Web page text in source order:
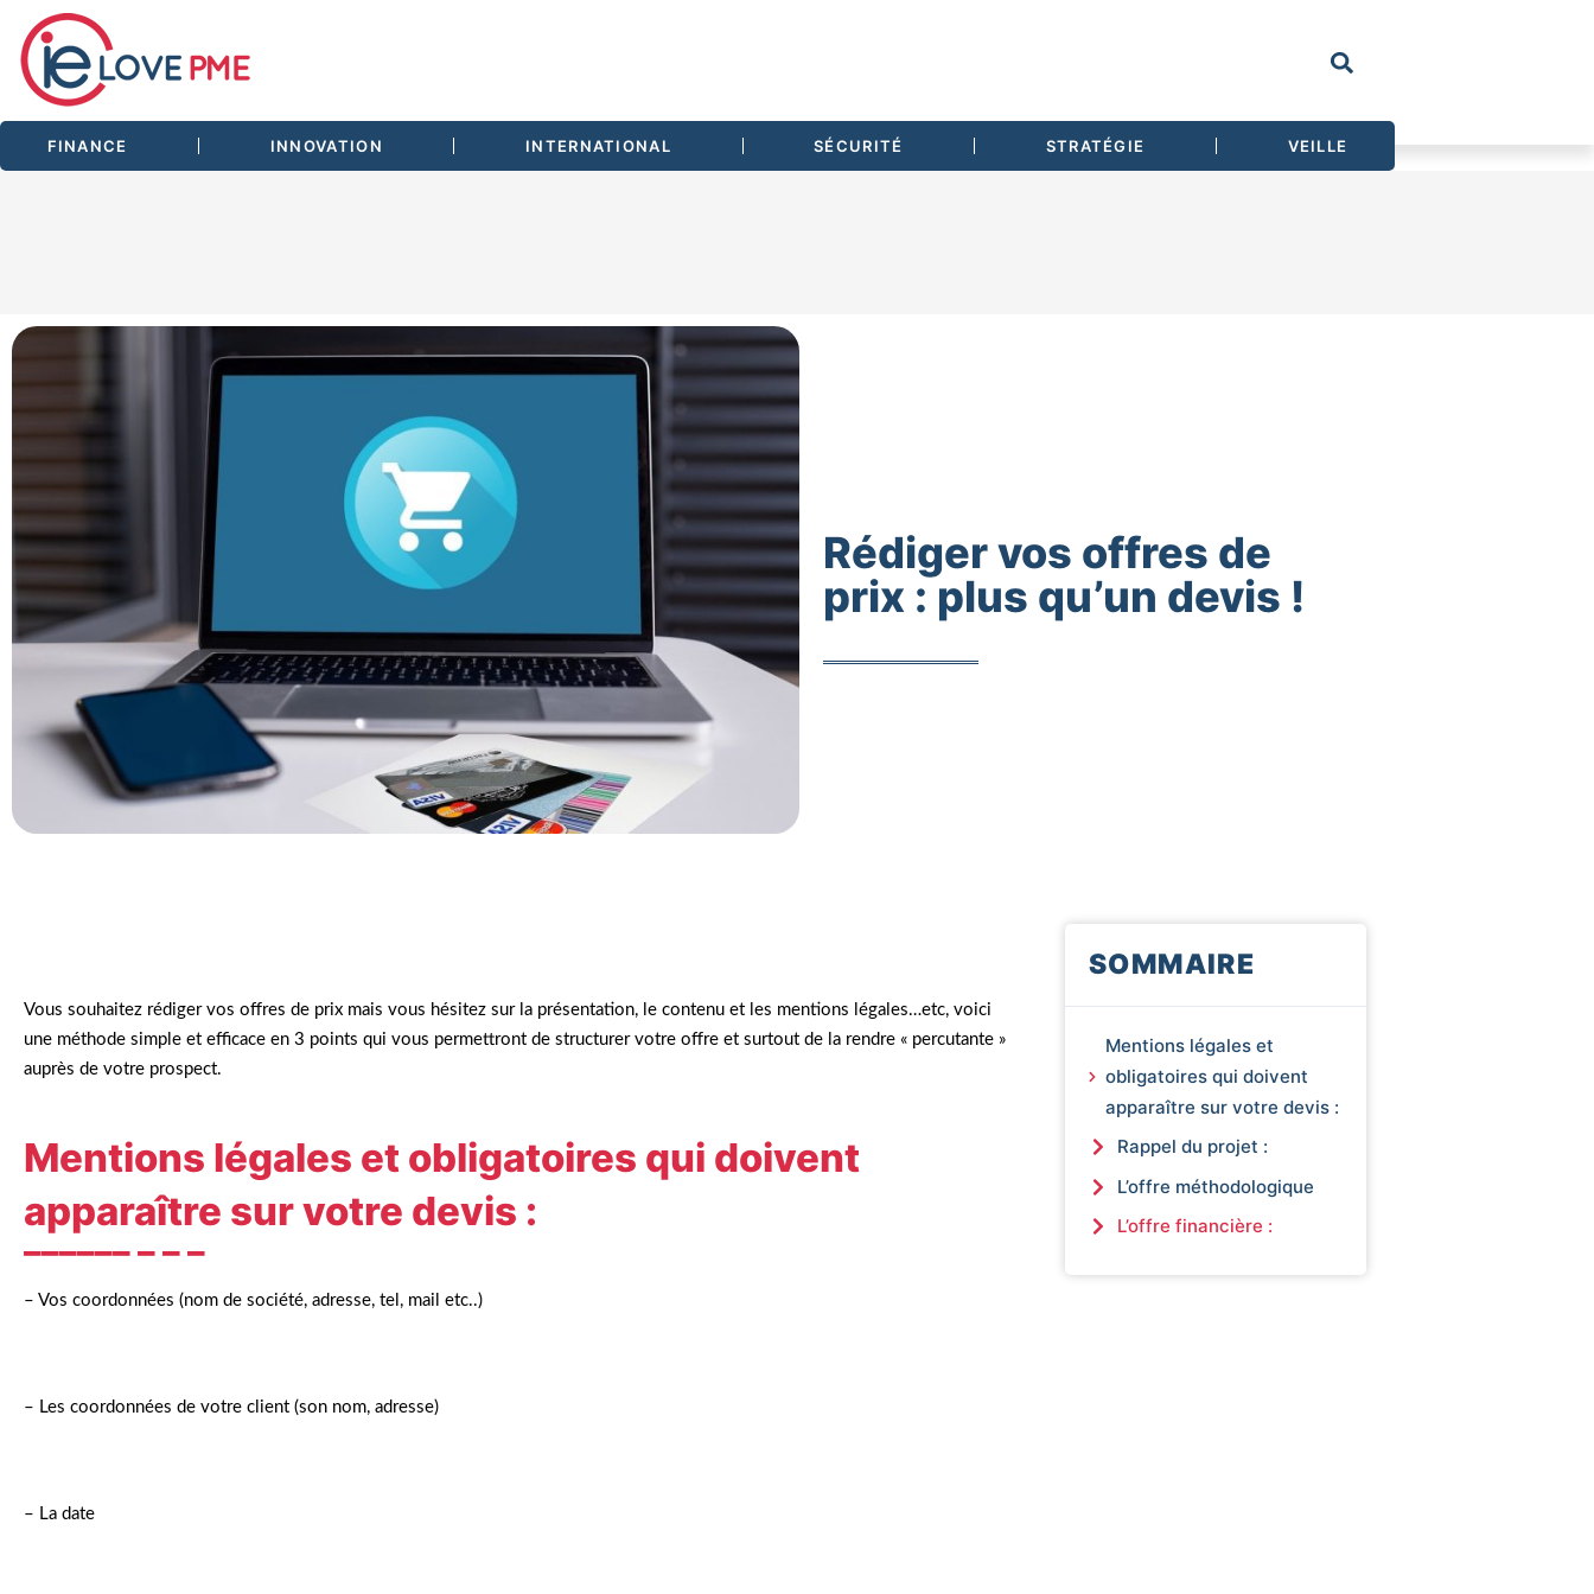
FINANCE INNOVATION INTERNATIONAL SÉCURITÉ STRATÉGIE VEILLE
Rédiger vos offres de
prix : plus qu’un devis !
Vous souhaitez rédiger vos offres de prix mais vous hésitez sur la présentation, le contenu et les mentions légales…etc, voici
une méthode simple et efficace en 3 points qui vous permettront de structurer votre offre et surtout de la rendre « percutante »
auprès de votre prospect.
Mentions légales et obligatoires qui doivent
apparaître sur votre devis :
– Vos coordonnées (nom de société, adresse, tel, mail etc..)
– Les coordonnées de votre client (son nom, adresse)
– La date
SOMMAIRE
Mentions légales et
obligatoires qui doivent
apparaître sur votre devis :
Rappel du projet :
L’offre méthodologique
L’offre financière :